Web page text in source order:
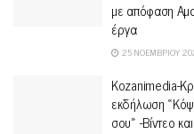
με απόφαση
έργα
25 ΝΟΕΜΒΡΊΟΥ
Kozanimedia-
εκδήλωση
σου» -Βίντεο